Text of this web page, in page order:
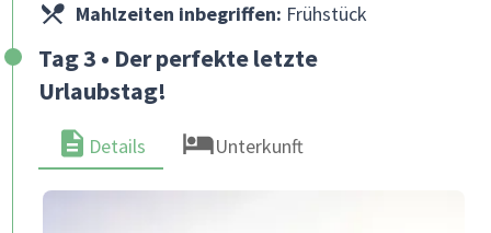
Mahlzeiten inbegriffen: Frühstück
Tag 3 • Der perfekte letzte
Urlaubstag!
Details Unterkunft